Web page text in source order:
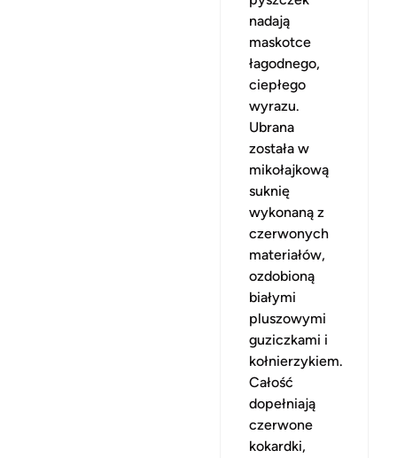
nadają
maskotce
łagodnego,
ciepłego
wyrazu.
Ubrana
została w
mikołajkową
suknię
wykonaną z
czerwonych
materiałów,
ozdobioną
białymi
pluszowymi
guziczkami i
kołnierzykiem.
Całość
dopełniają
czerwone
kokardki,